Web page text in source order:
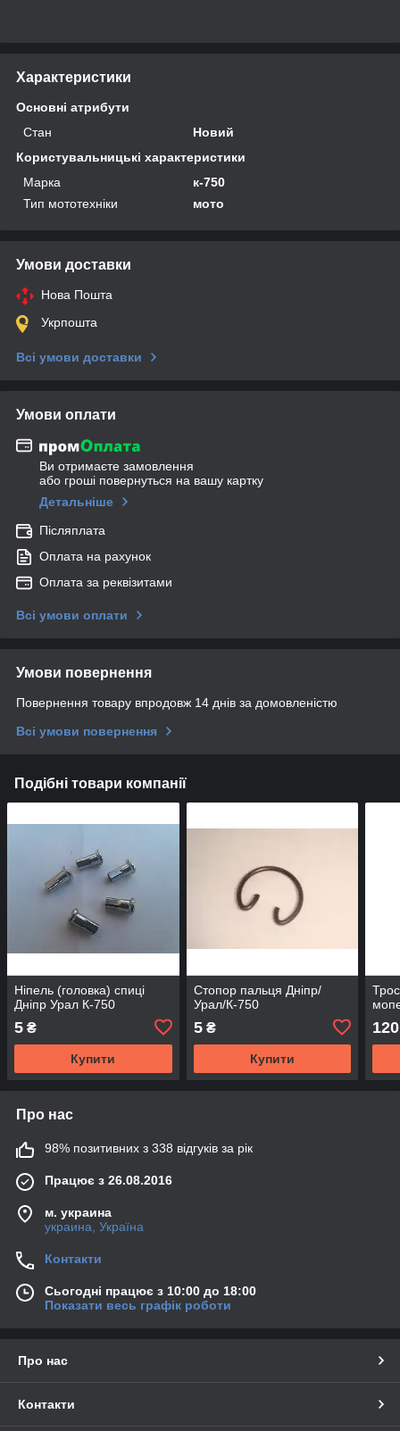
Характеристики
Основні атрибути
Стан
Новий
Користувальницькі характеристики
Марка
к-750
Тип мототехніки
мото
Умови доставки
Нова Пошта
Укрпошта
Всі умови доставки
Умови оплати
Ви отримаєте замовлення
або гроші повернуться на вашу картку
Детальніше
Післяплата
Оплата на рахунок
Оплата за реквізитами
Всі умови оплати
Умови повернення
Повернення товару впродовж 14 днів за домовленістю
Всі умови повернення
Подібні товари компанії
Ніпель (головка) спиці
Дніпр Урал К-750
5 ₴
Купити
Стопор пальця Дніпр/
Урал/К-750
5₴
Купити
120
Про нас
98% позитивних з 338 відгуків за рік
Працює з 26.08.2016
м. украина
украина, Україна
Контакти
Сьогодні працює з 10:00 до 18:00
Показати весь графік роботи
Про нас
Контакти